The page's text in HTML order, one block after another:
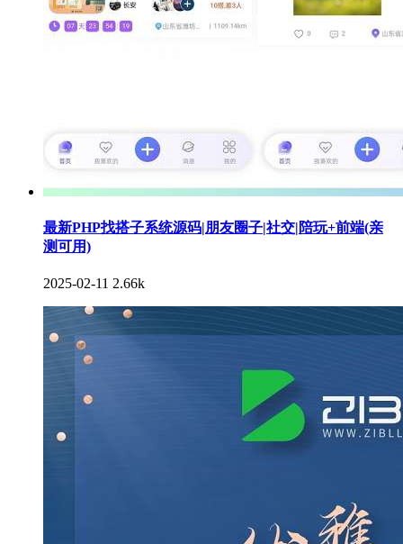
最新PHP找搭子系统源码|朋友圈子|社交|陪玩+前端(亲
测可用)
2025-02-11 2.66k